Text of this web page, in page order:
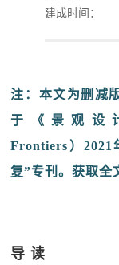
建成时间：
注：本文为删减
于《景观设计
Frontiers）2021
复”专刊。获取全
导 读